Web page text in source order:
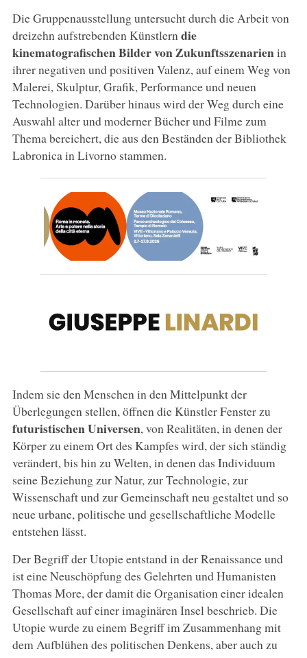
Die Gruppenausstellung untersucht durch die Arbeit von
dreizehn aufstrebenden Künstlern die
kinematografischen Bilder von Zukunftsszenarienin
ihrer negativen und positiven Valenz, auf einem Weg von
Malerei, Skulptur, Grafik, Performance und neuen
Technologien. Darüber hinaus wird der Weg durch eine
Auswahl alter und moderner Bücher und Filme zum
Thema bereichert, die aus den Beständen der Bibliothek
Labronica in Livorno stammen.
Indem sie den Menschen in den Mittelpunkt der
Überlegungen stellen, öffnen die Künstler Fenster zu
futuristischen Universen, von Realitäten, in denen der
Körper zu einem Ort des Kampfes wird, der sich ständig
verändert, bis hin zu Welten, in denen das Individuum
seine Beziehung zur Natur, zur Technologie, zur
Wissenschaft und zur Gemeinschaft neu gestaltet und so
neue urbane, politische und gesellschaftliche Modelle
entstehen lässt.
Der Begriff der Utopie entstand in der Renaissance und
ist eine Neuschöpfung des Gelehrten und Humanisten
Thomas More, der damit die Organisation einer idealen
Gesellschaft auf einer imaginären Insel beschrieb. Die
Utopie wurde zu einem Begriff im Zusammenhang mit
dem Aufblühen des politischen Denkens, aber auch zu